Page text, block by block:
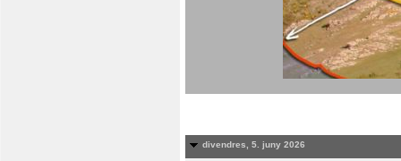
divendres, 5. juny 2026